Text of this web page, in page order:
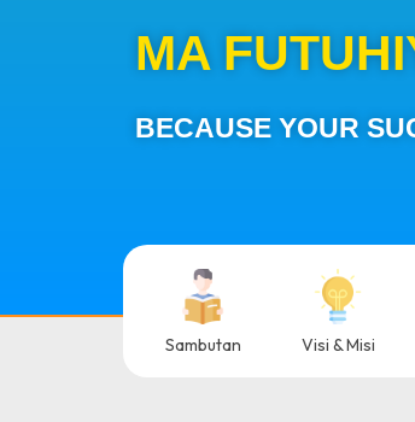
MA
BECAUSE YOUR
Sambutan Visi & Misi